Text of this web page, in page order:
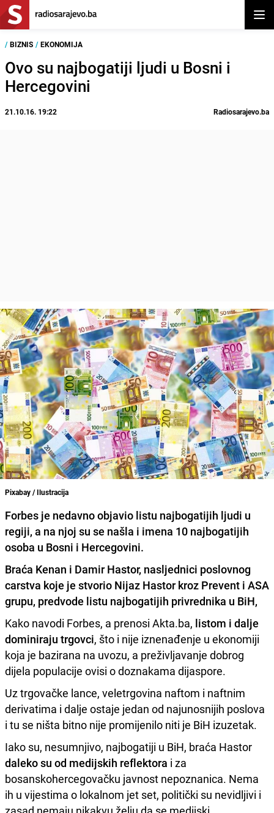
/ BIZNIS / EKONOMIJA
Ovo su najbogatiji ljudi u Bosni i
Hercegovini
21.10.16. 19:22 Radiosarajevo.ba
Pixabay / Ilustracija
Forbes je nedavno objavio listu najbogatijih ljudi u
regiji, a na njoj su se našla i imena 10 najbogatijih
osoba u Bosni i Hercegovini.
Braća Kenan i Damir Hastor, nasljednici poslovnog
carstva koje je stvorio Nijaz Hastor kroz Prevent i ASA
grupu, predvode listu najbogatijih privrednika u BiH,
Kako navodi Forbes, a prenosi Akta.ba, listom i dalje
dominiraju trgovci, što i nije iznenađenje u ekonomiji
koja je bazirana na uvozu, a preživljavanje dobrog
dijela populacije ovisi o doznakama dijaspore.
Uz trgovačke lance, veletrgovina naftom i naftnim
derivatima i dalje ostaje jedan od najunosnijih poslova
i tu se ništa bitno nije promijenilo niti je BiH izuzetak.
Iako su, nesumnjivo, najbogatiji u BiH, braća Hastor
daleko su od medijskih reflektora i za
bosanskohercegovačku javnost nepoznanica. Nema
ih u vijestima o lokalnom jet set, politički su nevidljivi i